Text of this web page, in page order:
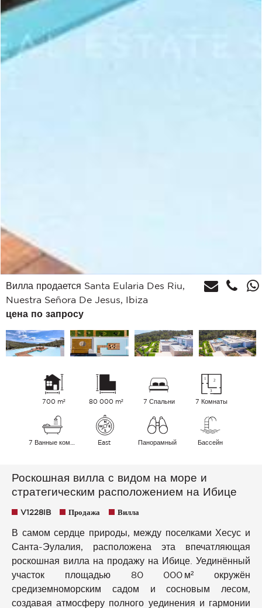
Вилла продается Santa Eularia Des Riu,
Nuestra Señora De Jesus, Ibiza
цена по запросу
700 m² 80 000 m² 7 Спальни 7 Комнаты
East Панорамный Бассейн
Роскошная вилла с видом на море и
стратегическим расположением на Ибице
V1228IB Продажа Вилла
В самом сердце природы, между поселками Хесус и
Санта-Эулалия, расположена эта впечатляющая
роскошная вилла на продажу на Ибице. Уединённый
участок площадью 80 000 м² окружён
средиземноморским садом и сосновым лесом,
создавая атмосферу полного уединения и гармонии